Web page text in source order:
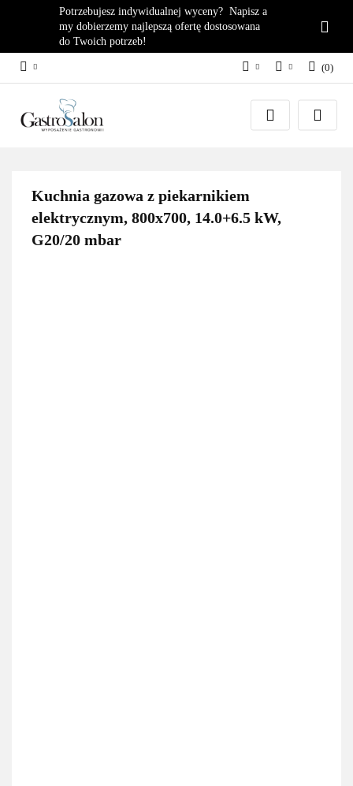
Potrzebujesz indywidualnej wyceny? Napisz a
my dobierzemy najlepszą ofertę dostosowana
do Twoich potrzeb!
EUR
Załóż konto
(0)
Kuchnia gazowa z piekarnikiem
elektrycznym, 800x700, 14.0+6.5 kW,
G20/20 mbar